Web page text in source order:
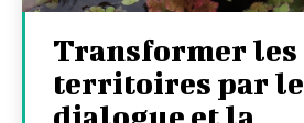
Transformer les
territoires par le
dialogue et la